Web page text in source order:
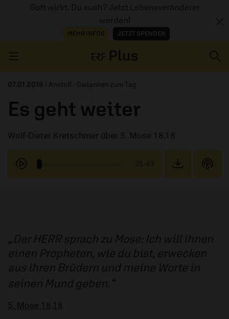
Gott wirkt. Du auch? Jetzt Lebensveränderer
werden!
MEHR INFOS JETZT SPENDEN
ERZÄHL MAL
AUDIOTHEK
PROGRAMM
07.01.2018 / Anstoß - Gedanken zum Tag
Es geht weiter
Wolf-Dieter Kretschmer über 5. Mose 18,18
01:43
Der HERR sprach zu Mose: Ich will ihnen
einen Propheten, wie du bist, erwecken
aus ihren Brüdern und meine Worte in
seinen Mund geben.
5. Mose 18,18